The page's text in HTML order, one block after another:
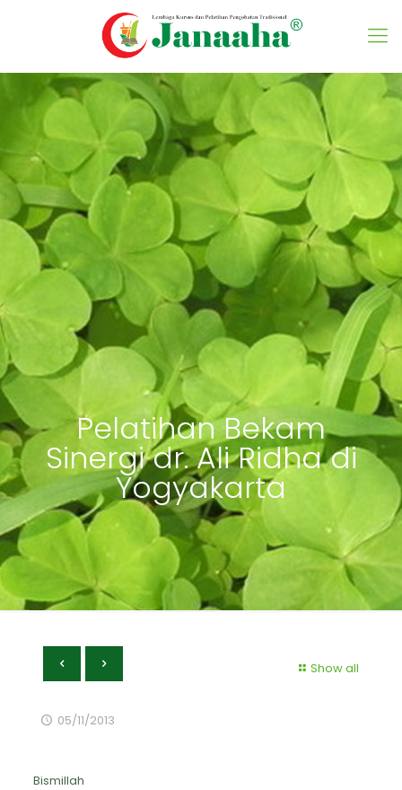
Pelatihan Bekam
Sinergi dr. Ali Ridha di
Yogyakarta
Show all
05/11/2013
Bismillah